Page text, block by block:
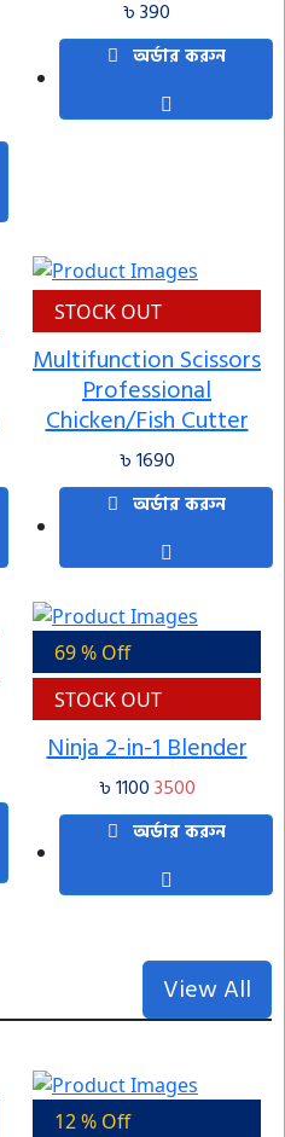
৳ 390
অর্ডার করুন
STOCK OUT
Multifunction Scissors
Professional
Chicken/Fish Cutter
৳ 1690
অর্ডার করুন
69 % Off
STOCK OUT
Ninja 2-in-1 Blender
৳ 11003500
অর্ডার করুন
View All
12 % Off